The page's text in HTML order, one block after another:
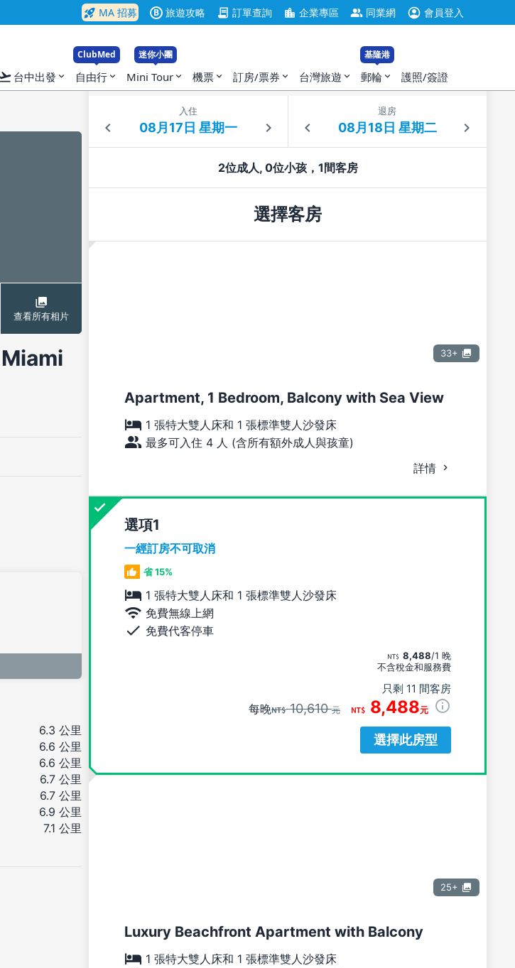
rocket_launch MA 招募 B 旅遊攻略 contract 訂單查詢 location_city 企業專區 group 同業網 account_circle 會員登入
flight_takeoff 台中出發 expand_more
ClubMed
自由行 expand_more
迷你小團
Mini Tour expand_more 機票 expand_more 訂房/票券 expand_more 台灣旅遊 expand_more
基隆港
郵輪 expand_more 護照/簽證
查看所有相片
入住 退房
2位成人, 0位小孩，1間客房
選擇客房
33+
Apartment, 1 Bedroom, Balcony with Sea View
1 張特大雙人床和 1 張標準雙人沙發床
最多可入住 4 人 (含所有額外成人與孩童)
詳情
選項
一經訂房不可取消
省 15%
1 張特大雙人床和 1 張標準雙人沙發床
免費無線上網
免費代客停車
8,488/1 晚
不含稅金和服務費
只剩 11 間客房
每晚 10,610元 8,488元
選擇此房型
25+
Luxury Beachfront Apartment with Balcony
1 張特大雙人床和 1 張標準雙人沙發床
6.3 公里
6.6 公里
6.6 公里
6.7 公里
6.7 公里
6.9 公里
7.1 公里